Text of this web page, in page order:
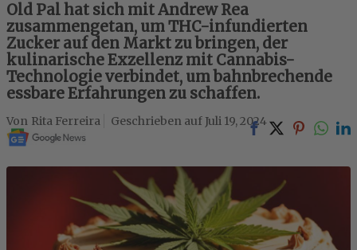
Old Pal hat sich mit Andrew Rea
zusammengetan, um THC-infundierten
Zucker auf den Markt zu bringen, der
kulinarische Exzellenz mit Cannabis-
Technologie verbindet, um bahnbrechende
essbare Erfahrungen zu schaffen.
Rita Ferreira Juli 19, 2024